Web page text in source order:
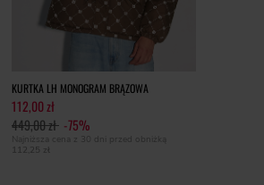
KURTKA LH MONOGRAM BRĄZOWA
112,00 zł
449,00 zł -75%
Najniższa cena z 30 dni przed obniżką
112,25 zł